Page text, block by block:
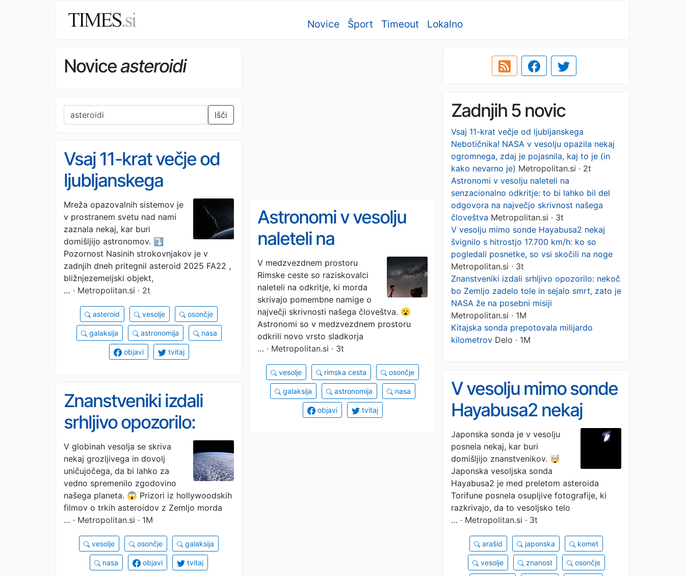
Novice Šport Timeout Lokalno
Noviceasteroidi
Išči Zadnjih 5 novic
Vsaj 11-krat večje od ljubljanskega
Nebotičnika! NASA v vesolju opazila nekaj
ogromnega, zdaj je pojasnila, kaj to je (in
kako nevarno je) Metropolitan.si · 2t
Astronomi v vesolju naleteli na
senzacionalno odkritje: to bi lahko bil del
odgovora na največjo skrivnost našega
človeštva Metropolitan.si · 3t
V vesolju mimo sonde Hayabusa2 nekaj
švignilo s hitrostjo 17.700 km/h: ko so
pogledali posnetke, so vsi skočili na noge
Metropolitan.si · 3t
Znanstveniki izdali srhljivo opozorilo: nekoč
bo Zemljo zadelo tole in sejalo smrt, zato je
NASA že na posebni misiji
Metropolitan.si · 1M
Kitajska sonda prepotovala milijardo
kilometrov Delo · 1M
Vsaj 11-krat večje od
ljubljanskega
Nebotičnika! NASA v
vesolju opazila nekaj
ogromnega, zdaj je
pojasnila, kaj to je (in
kako nevarno je)
Mreža opazovalnih sistemov je
v prostranem svetu nad nami
zaznala nekaj, kar buri
domišljijo astronomov. ⤵️
Pozornost Nasinih strokovnjakov je v
zadnjih dneh pritegnil asteroid 2025 FA22 ,
bližnjezemeljski objekt,
… · Metropolitan.si · 2t
asteroid vesolje osončje
galaksija astronomija nasa
objavi tvitaj
Astronomi v vesolju
naleteli na
senzacionalno
odkritje: to bi lahko bil
del odgovora na
največjo skrivnost
našega človeštva
V medzvezdnem prostoru
Rimske ceste so raziskovalci
naleteli na odkritje, ki morda
skrivajo pomembne namige o
največji skrivnosti našega človeštva. 😮
Astronomi so v medzvezdnem prostoru
odkrili novo vrsto sladkorja
… · Metropolitan.si · 3t
vesolje rimska cesta osončje
galaksija astronomija nasa
objavi tvitaj
V vesolju mimo sonde
Hayabusa2 nekaj
švignilo s hitrostjo
17.700 km/h: ko so
pogledali posnetke,
so vsi skočili na noge
Japonska sonda je v vesolju
posnela nekaj, kar buri
domišljijo znanstvenikov. 🤯
Japonska vesoljska sonda
Hayabusa2 je med preletom asteroida
Torifune posnela osupljive fotografije, ki
razkrivajo, da to vesoljsko telo
… · Metropolitan.si · 3t
arašid japonska komet
vesolje znanost osončje
Znanstveniki izdali
srhljivo opozorilo:
nekoč bo Zemljo
zadelo tole in sejalo
smrt, zato je NASA že
na posebni misiji
V globinah vesolja se skriva
nekaj grozljivega in dovolj
uničujočega, da bi lahko za
vedno spremenilo zgodovino
našega planeta. 😱 Prizori iz hollywoodskih
filmov o trkih asteroidov z Zemljo morda
… · Metropolitan.si · 1M
vesolje osončje galaksija
nasa objavi tvitaj